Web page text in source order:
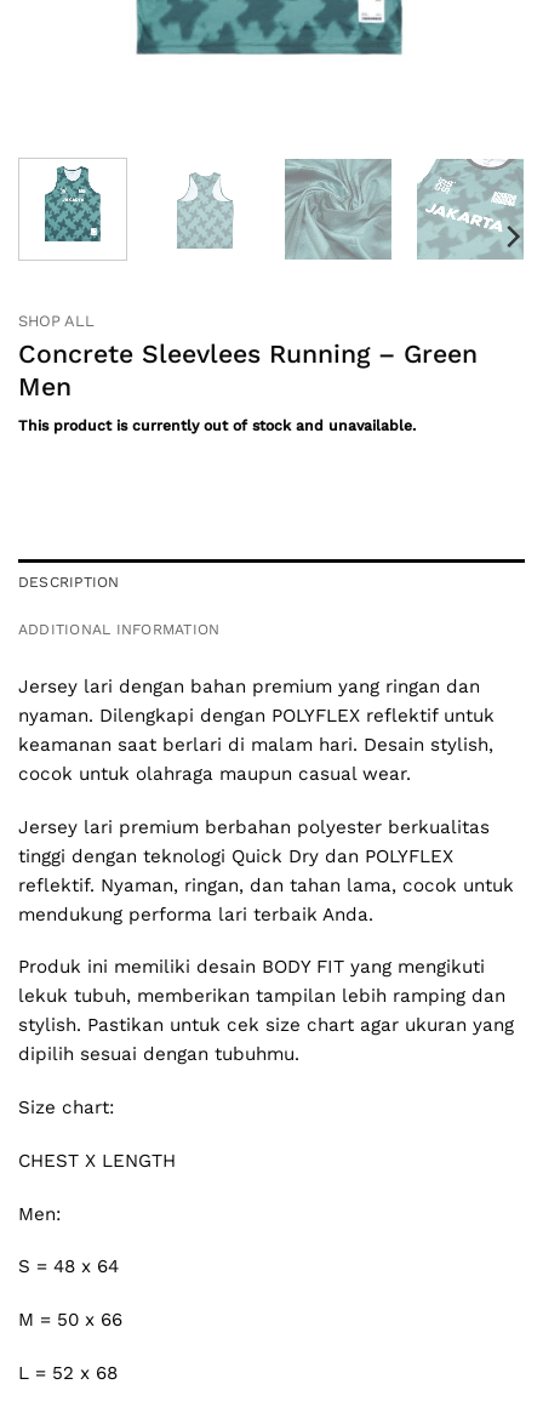
SHOP ALL
Concrete Sleevlees Running – Green
Men
This product is currently out of stock and unavailable.
DESCRIPTION
ADDITIONAL INFORMATION
Jersey lari dengan bahan premium yang ringan dan
nyaman. Dilengkapi dengan POLYFLEX reflektif untuk
keamanan saat berlari di malam hari. Desain stylish,
cocok untuk olahraga maupun casual wear.
Jersey lari premium berbahan polyester berkualitas
tinggi dengan teknologi Quick Dry dan POLYFLEX
reflektif. Nyaman, ringan, dan tahan lama, cocok untuk
mendukung performa lari terbaik Anda.
Produk ini memiliki desain BODY FIT yang mengikuti
lekuk tubuh, memberikan tampilan lebih ramping dan
stylish. Pastikan untuk cek size chart agar ukuran yang
dipilih sesuai dengan tubuhmu.
Size chart:
CHEST X LENGTH
Men:
S = 48 x 64
M = 50 x 66
L = 52 x 68